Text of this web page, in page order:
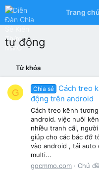
Trang chủ
tự động
Từ khóa
G Chia sẻ
Cách treo
động trên android
Cách treo kênh
android. việc nuôi
nhiều tranh cãi,
giúp cho các bác đỡ
vào android , tải auto
multi...
gocmmo.com
Chủ đề